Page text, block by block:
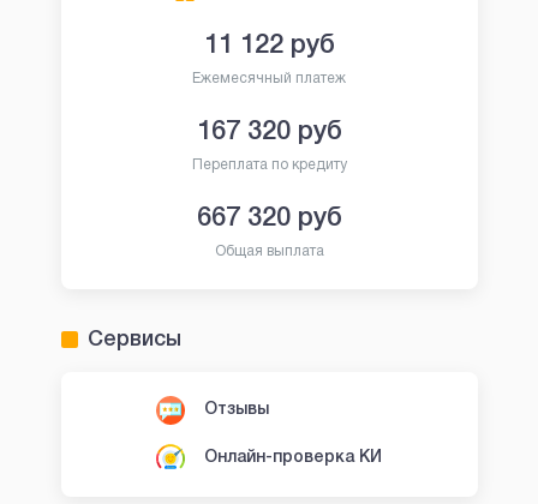
11 122руб
Ежемесячный платеж
167 320руб
Переплата по кредиту
667 320руб
Общая выплата
Сервисы
Отзывы
Онлайн-проверка КИ